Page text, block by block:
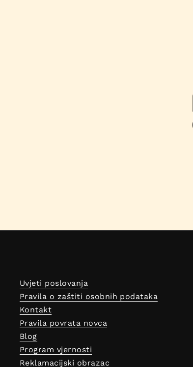
Uvjeti poslovanja
Pravila o zaštiti osobnih podataka
Kontakt
Pravila povrata novca
Blog
Program vjernosti
Reklamacijski obrazac